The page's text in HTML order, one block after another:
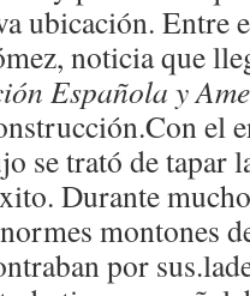
ubicación. Entre
noticia que
Española y
el
se trató de tapar
Durante
montones
por